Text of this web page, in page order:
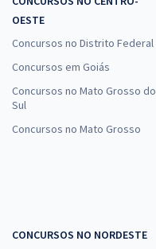
OESTE
Concursos no Distrito Federal
Concursos em Goiás
Concursos no Mato Grosso do
Sul
Concursos no Mato Grosso
CONCURSOS NO NORDESTE